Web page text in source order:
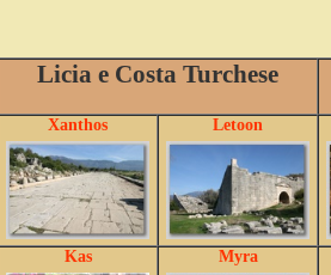
Licia e Costa Turchese
Xanthos Letoon
Kas Myra